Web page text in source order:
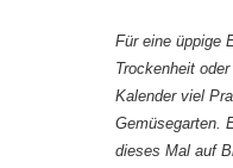
Für eine üppige
Trockenheit
Kalender viel
Gemüsegarten.
dieses Mal auf